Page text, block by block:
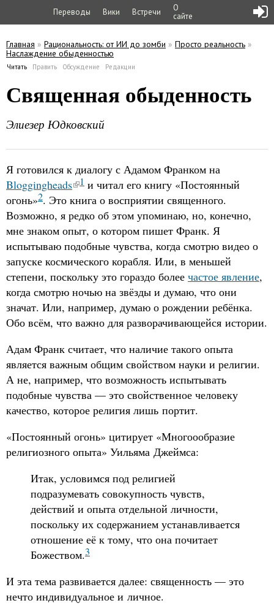
Переводы Вики Встречи
О
сайте
Вы здесь
Главная » Рациональность: от ИИ до зомби » Просто реальность »
Наслаждение обыденностью
Читать (активная вкладка)
Править Обсуждение Редакции
Священная обыденность
Элиезер Юдковский
Я готовился к диалогу с Адамом Франком на
Bloggingheads
1 и читал его книгу «Постоянный
огонь»2. Это книга о восприятии священного.
Возможно, я редко об этом упоминаю, но, конечно,
мне знаком опыт, о котором пишет Франк. Я
испытываю подобные чувства, когда смотрю видео о
запуске космического корабля. Или, в меньшей
степени, поскольку это гораздо более частое явление,
когда смотрю ночью на звёзды и думаю, что они
значат. Или, например, думаю о рождении ребёнка.
Обо всём, что важно для разворачивающейся истории.
Адам Франк считает, что наличие такого опыта
является важным общим свойством науки и религии.
А не, например, что возможность испытывать
подобные чувства — это свойственное человеку
качество, которое религия лишь портит.
«Постоянный огонь» цитирует «Многоообразие
религиозного опыта» Уильяма Джеймса:
Итак, условимся под религией
подразумевать совокупность чувств,
действий и опыта отдельной личности,
поскольку их содержанием устанавливается
отношение её к тому, что она почитает
Божеством.3
И эта тема развивается далее: священность — это
нечто индивидуальное и личное.